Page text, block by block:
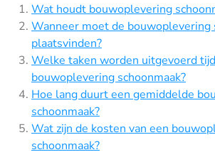
Wat houdt bouwoplevering
Wanneer moet de bouwoplevering
plaatsvinden?
Welke taken worden uitgevoerd
bouwoplevering schoonmaak?
Hoe lang duurt een gemiddelde
schoonmaak?
Wat zijn de kosten van een
schoonmaak?